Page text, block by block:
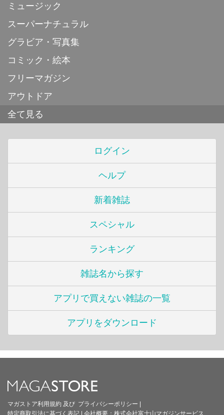
ミュージック
スーパーナチュラル
グラビア・写真集
コミック・絵本
フリーマガジン
アウトドア
全て見る
ログイン
ヘルプ
新着雑誌
スペシャル
ランキング
雑誌名から探す
アプリで買えない雑誌の一覧
アプリをダウンロード
マガストア利用規約 及び プライバシーポリシー